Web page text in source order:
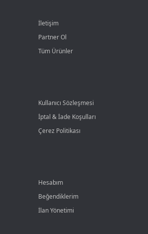
İletişim
Partner Ol
Tüm Ürünler
Kullanıcı Sözleşmesi
İptal & İade Koşulları
Çerez Politikası
Hesabım
Beğendiklerim
İlan Yönetimi